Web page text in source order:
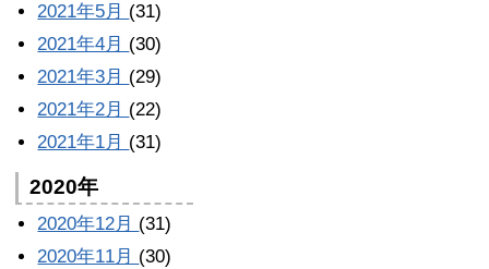
2021年5月 (31)
2021年4月 (30)
2021年3月 (29)
2021年2月 (22)
2021年1月 (31)
2020年
2020年12月 (31)
2020年11月 (30)